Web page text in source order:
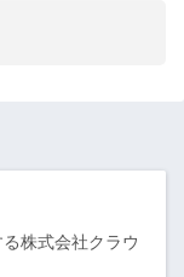
株式会社クラウ